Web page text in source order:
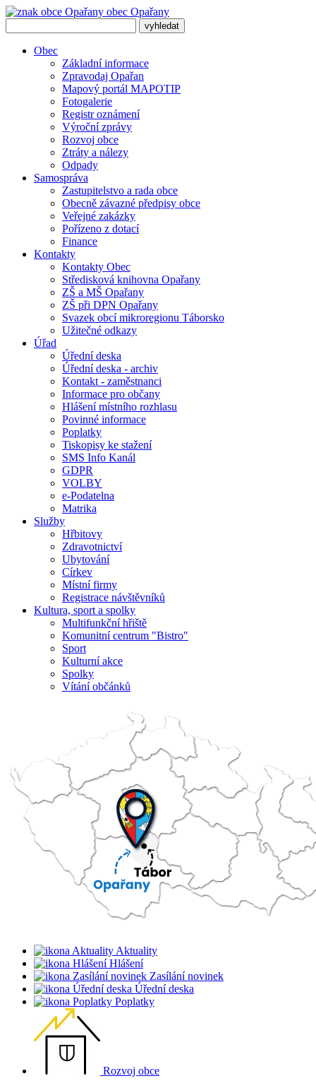
obec Opařany
Obec
Základní informace
Zpravodaj Opařan
Mapový portál MAPOTIP
Fotogalerie
Registr oznámení
Výroční zprávy
Rozvoj obce
Ztráty a nálezy
Odpady
Samospráva
Zastupitelstvo a rada obce
Obecně závazné předpisy obce
Veřejné zakázky
Pořízeno z dotací
Finance
Kontakty
Kontakty Obec
Středisková knihovna Opařany
ZŠ a MŠ Opařany
ZŠ při DPN Opařany
Svazek obcí mikroregionu Táborsko
Užitečné odkazy
Úřad
Úřední deska
Úřední deska - archiv
Kontakt - zaměstnanci
Informace pro občany
Hlášení místního rozhlasu
Povinné informace
Poplatky
Tiskopisy ke stažení
SMS Info Kanál
GDPR
VOLBY
e-Podatelna
Matrika
Služby
Hřbitovy
Zdravotnictví
Ubytování
Církev
Místní firmy
Registrace návštěvníků
Kultura, sport a spolky
Multifunkční hřiště
Komunitní centrum "Bistro"
Sport
Kulturní akce
Spolky
Vítání občánků
Aktuality
Hlášení
Zasílání novinek
Úřední deska
Poplatky
Rozvoj obce